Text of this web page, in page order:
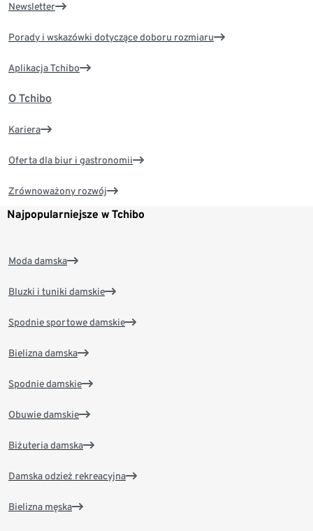
Newsletter
Porady i wskazówki dotyczące doboru rozmiaru
Aplikacja Tchibo
O Tchibo
Kariera
Oferta dla biur i gastronomii
Zrównoważony rozwój
Najpopularniejsze w Tchibo
Moda damska
Bluzki i tuniki damskie
Spodnie sportowe damskie
Bielizna damska
Spodnie damskie
Obuwie damskie
Biżuteria damska
Damska odzież rekreacyjna
Bielizna męska